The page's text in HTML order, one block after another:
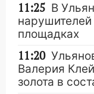
11:25 В
площадках
11:20
Валерия
золота в